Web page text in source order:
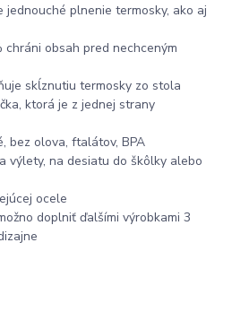
jednouché plnenie termosky, ako aj
obsah pred nechceným
skĺznutiu termosky zo stola
ktorá je z jednej strany
bez olova, ftalátov, BPA
výlety, na desiatu do škôlky alebo
ocele
doplniť ďalšími výrobkami 3